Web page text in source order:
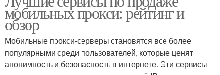
мобильных прокси: рейтинг и
обзор
Мобильные прокси-серверы становятся все более
популярными среди пользователей, которые ценят
анонимность и безопасность в интернете. Эти сервисы